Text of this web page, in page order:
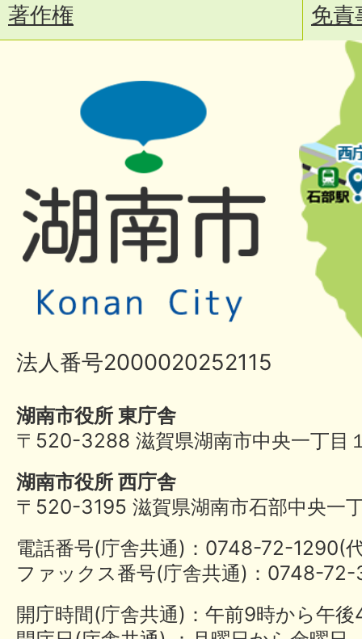
著作権
免責
法人番号2000020252115
湖南市役所 東庁舎
〒520-3288 滋賀県湖南市中央一丁目
湖南市役所 西庁舎
〒520-3195 滋賀県湖南市石部中央一
電話番号(庁舎共通)：0748-72-
ファックス番号(庁舎共通)：0748-
開庁時間(庁舎共通)：午前9時から午